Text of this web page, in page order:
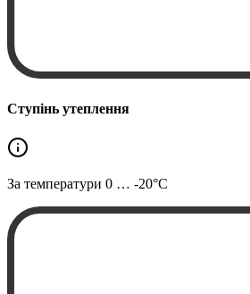
Ступінь утеплення
За температури 0 … -20°C